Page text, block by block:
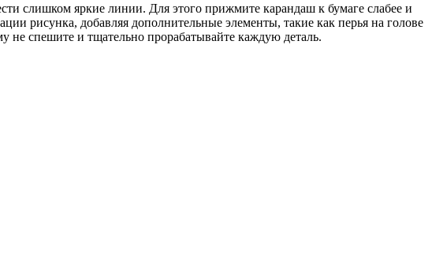
слишком яркие линии. Для этого прижмите карандаш к бумаге слабее и
рисунка, добавляя дополнительные элементы, такие как перья на голове
не спешите и тщательно прорабатывайте каждую деталь.